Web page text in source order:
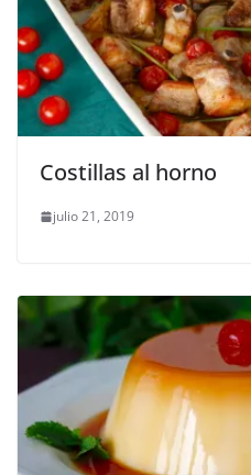
Costillas al horno
julio 21, 2019